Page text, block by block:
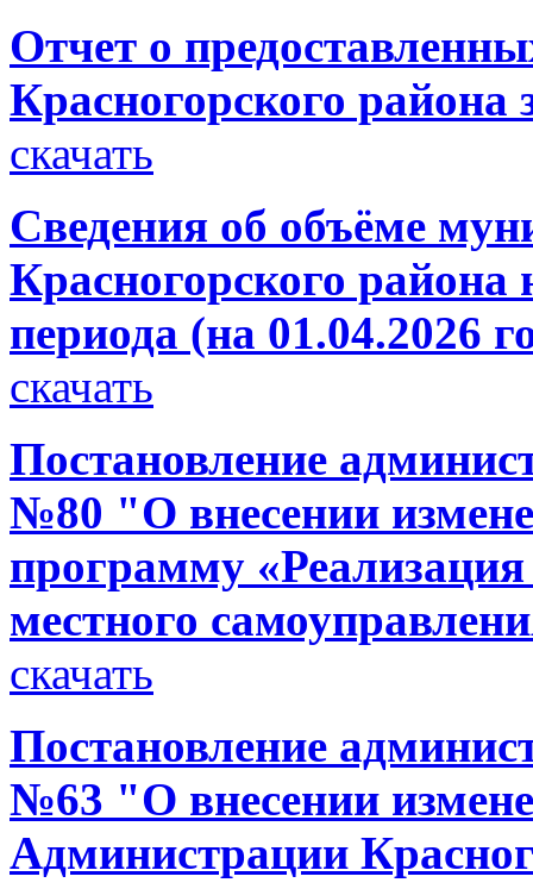
Отчет о
Красногорского района
скачать
Сведения об объёме
Красногорского района
периода (на 01.04.2026
скачать
Постановление
№80 "О внесении
программу
местного
скачать
Постановление
№63 "О внесении
Администрации